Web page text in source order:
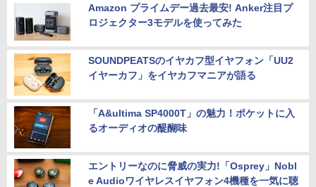
Amazon プライムデー過去最安! Anker注目プ
ロジェクター3モデルを使ってみた
SOUNDPEATSのイヤカフ型イヤフォン「UU2
イヤーカフ」をイヤカフマニアが語る
「A&ultima SP4000T」の魅力！ポケットに入
るオーディオの醍醐味
エントリーなのに脅威の実力!「Osprey」Nobl
e Audioワイヤレスイヤフォン4機種を一気に聴